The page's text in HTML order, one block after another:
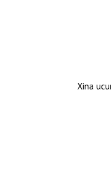
Xina